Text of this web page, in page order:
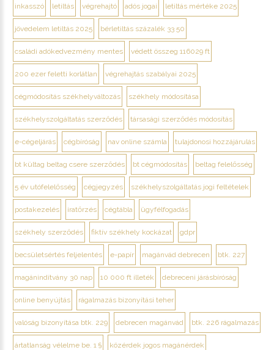
inkasszó letiltás végrehajtó adós jogai letiltás mértéke 2025
jövedelem letiltás 2025 bérletiltás százalék 33 50
családi adókedvezmény mentes védett összeg 116029 ft
200 ezer feletti korlátlan végrehajtás szabályai 2025
cégmódosítás székhelyváltozás székhely módosítása
székhelyszolgáltatás szerződés társasági szerződés módosítás
e-cégeljárás cégbíróság nav online számla tulajdonosi hozzájárulás
bt kültag beltag csere szerződés bt cégmódosítás beltag felelősség
5 év utófelelősség cégjegyzés székhelyszolgáltatás jogi feltételek
postakezelés iratőrzés cégtábla ügyfélfogadás
székhely szerződés fiktív székhely kockázat gdpr
becsületsértés feljelentés e-papír magánvád debrecen btk. 227
magánindítvány 30 nap 10 000 ft illeték debreceni járásbíróság
online benyújtás rágalmazás bizonyítási teher
valóság bizonyítása btk. 229 debrecen magánvád btk. 226 rágalmazás
ártatlanság vélelme be. 1 § közérdek jogos magánérdek